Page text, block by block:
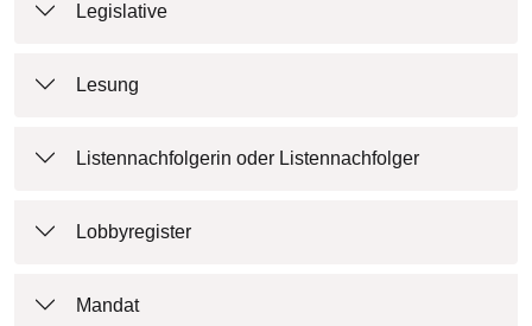
Legislative
Lesung
Listennachfolgerin oder Listennachfolger
Lobbyregister
Mandat